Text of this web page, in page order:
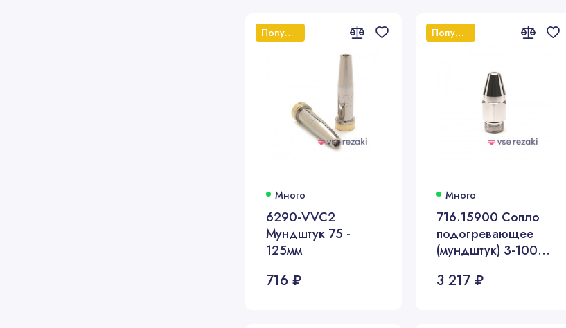
Популярный
Много
6290-VVC2
Мундштук 75 -
125мм
716 ₽
Популярный
Много
716.15900 Сопло
подогревающее
(мундштук) 3-100
3 217 ₽